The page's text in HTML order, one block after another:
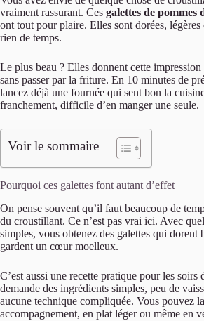
vraiment rassurant. Ces galettes de pommes
ont tout pour plaire. Elles sont dorées, légères
rien de temps.
Le plus beau ? Elles donnent cette
sans passer par la friture. En 10 minutes de
lancez déjà une fournée qui sent bon la
franchement, difficile d’en manger une seule.
Voir le sommaire
Pourquoi ces galettes font autant d’effet
On pense souvent qu’il faut beaucoup de
du croustillant. Ce n’est pas vrai ici. Avec
simples, vous obtenez des galettes qui dorent
gardent un cœur moelleux.
C’est aussi une recette pratique pour les soirs
demande des ingrédients simples, peu de
aucune technique compliquée. Vous pouvez
accompagnement, en plat léger ou même en